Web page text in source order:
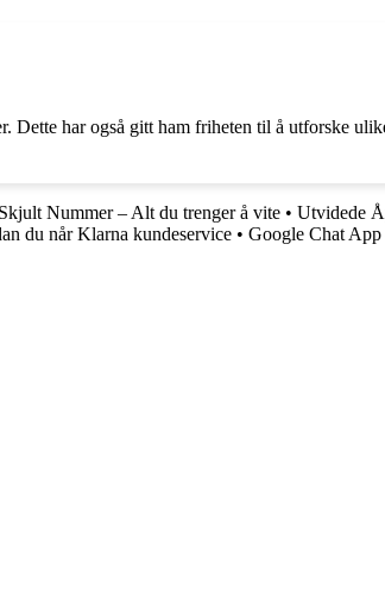
Dette har også gitt ham friheten til å utforske
Skjult Nummer – Alt du trenger å vite • Utvidede
du når Klarna kundeservice • Google Chat